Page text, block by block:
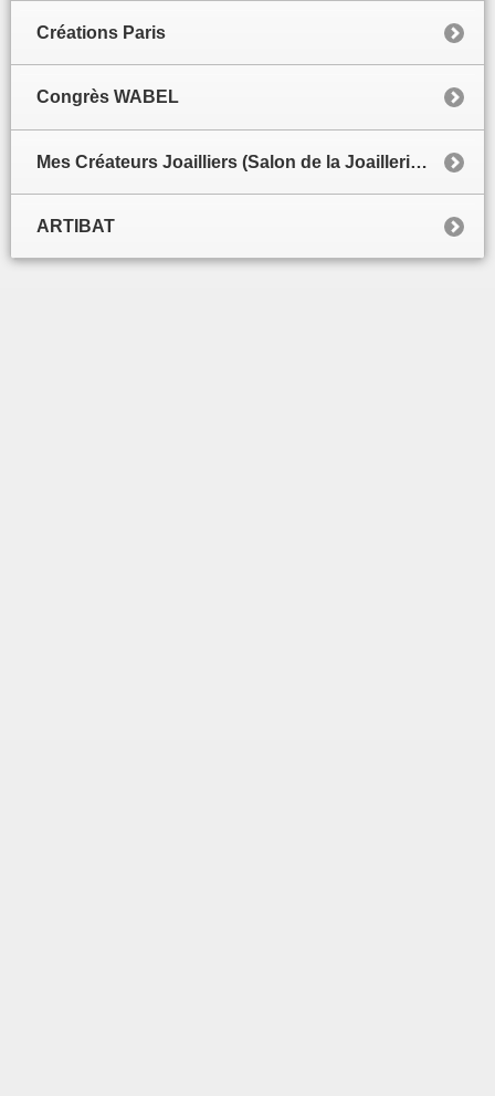
Créations Paris
Congrès WABEL
Mes Créateurs Joailliers (Salon de la Joaillerie de luxe)
ARTIBAT